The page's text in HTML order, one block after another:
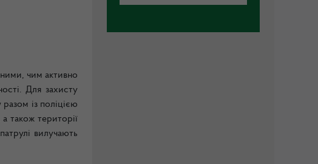
чим активно
Для захисту
із поліцією
також території
вилучають